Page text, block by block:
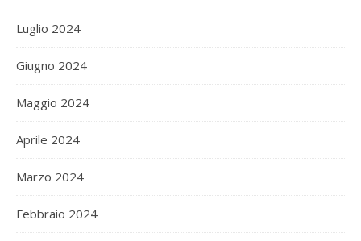
Luglio 2024
Giugno 2024
Maggio 2024
Aprile 2024
Marzo 2024
Febbraio 2024